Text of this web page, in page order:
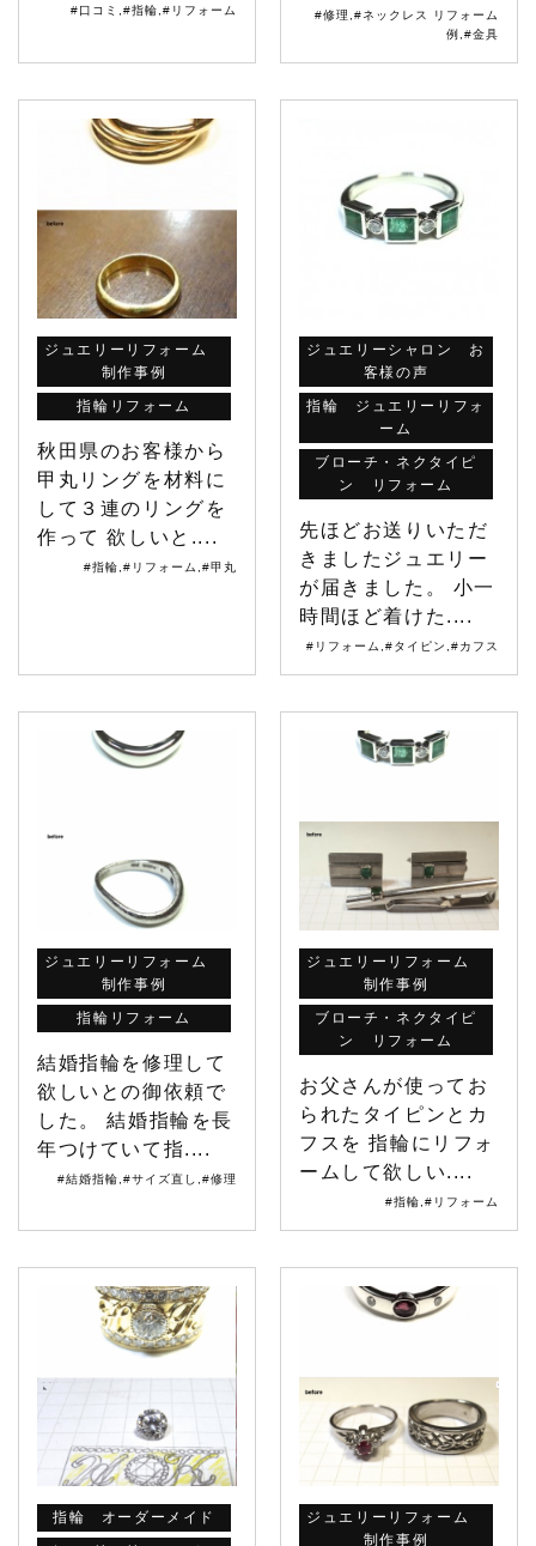
#口コミ #指輪 #リフォーム #修理 #ネックレス リフォーム
例
#金具
ジュエリーリフォーム
制作事例
指輪リフォーム
秋田県のお客様から
甲丸リングを材料に
して３連のリングを
作って 欲しいと....
#指輪 #リフォーム #甲丸
ジュエリーシャロン お
客様の声
指輪 ジュエリーリフォ
ーム
ブローチ・ネクタイピ
ン リフォーム
先ほどお送りいただ
きましたジュエリー
が届きました。 小一
時間ほど着けた....
#リフォーム #タイピン #カフス
ジュエリーリフォーム
制作事例
指輪リフォーム
結婚指輪を修理して
欲しいとの御依頼で
した。 結婚指輪を長
年つけていて指....
#結婚指輪 #サイズ直し #修理
ジュエリーリフォーム
制作事例
ブローチ・ネクタイピ
ン リフォーム
お父さんが使ってお
られたタイピンとカ
フスを 指輪にリフォ
ームして欲しい....
#指輪 #リフォーム
指輪 オーダーメイド
ジュエリーリフォーム
制作事例